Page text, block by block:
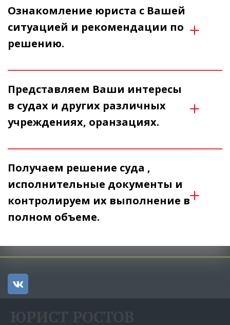
Ознакомление юриста с Вашей
ситуацией и рекомендации по
решению.
Представляем Ваши интересы
в судах и других различных
учреждениях, оранзациях.
Получаем решение суда ,
исполнительные документы и
контролируем их выполнение в
полном объеме.